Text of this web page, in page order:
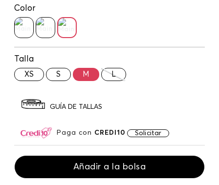
Color
Talla
XS S M L
GUÍA DE TALLAS
Paga con CREDI10 Solicitar
Añadir a la bolsa